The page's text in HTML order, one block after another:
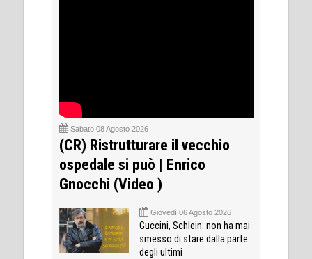
Sabato 08 Agosto 2026
(CR) Ristrutturare il vecchio
ospedale si può | Enrico
Gnocchi (Video )
Giovedì 06 Agosto 2026
Guccini, Schlein: non ha mai
smesso di stare dalla parte
degli ultimi